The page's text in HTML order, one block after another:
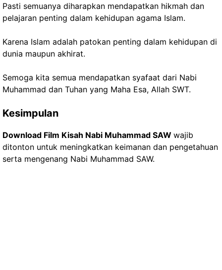
Pasti semuanya diharapkan mendapatkan hikmah dan
pelajaran penting dalam kehidupan agama Islam.
Karena Islam adalah patokan penting dalam kehidupan di
dunia maupun akhirat.
Semoga kita semua mendapatkan syafaat dari Nabi
Muhammad dan Tuhan yang Maha Esa, Allah SWT.
Kesimpulan
Download Film Kisah Nabi Muhammad SAW wajib
ditonton untuk meningkatkan keimanan dan pengetahuan
serta mengenang Nabi Muhammad SAW.